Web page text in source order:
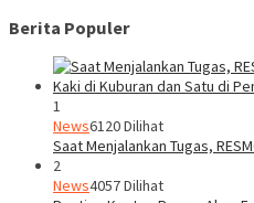
Berita Populer
1
News6120 Dilihat
Saat Menjalankan Tugas,
2
News4057 Dilihat